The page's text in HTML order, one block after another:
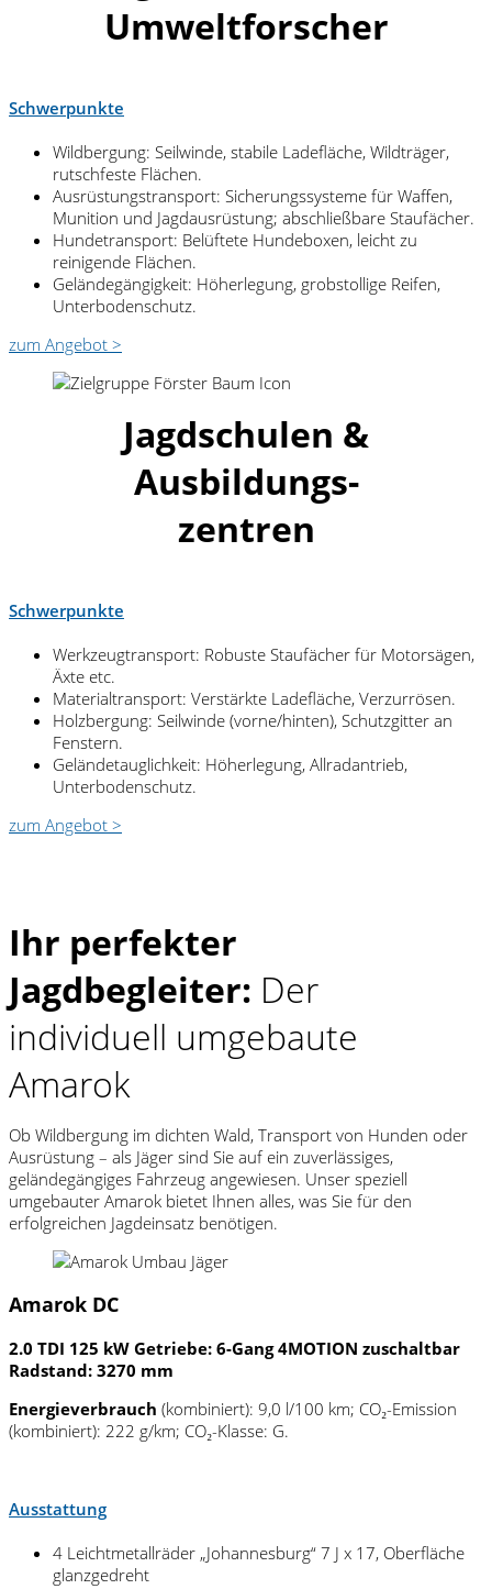
Umweltforscher
Schwerpunkte
Wildbergung: Seilwinde, stabile Ladefläche, Wildträger,
rutschfeste Flächen.
Ausrüstungstransport: Sicherungssysteme für Waffen,
Munition und Jagdausrüstung; abschließbare Staufächer.
Hundetransport: Belüftete Hundeboxen, leicht zu
reinigende Flächen.
Geländegängigkeit: Höherlegung, grobstollige Reifen,
Unterbodenschutz.
zum Angebot >
Jagdschulen &
Ausbildungs-
zentren
Schwerpunkte
Werkzeugtransport: Robuste Staufächer für Motorsägen,
Äxte etc.
Materialtransport: Verstärkte Ladefläche, Verzurrösen.
Holzbergung: Seilwinde (vorne/hinten), Schutzgitter an
Fenstern.
Geländetauglichkeit: Höherlegung, Allradantrieb,
Unterbodenschutz.
zum Angebot >
Ihr perfekter
Jagdbegleiter: Der
individuell umgebaute
Amarok
Ob Wildbergung im dichten Wald, Transport von Hunden oder
Ausrüstung – als Jäger sind Sie auf ein zuverlässiges,
geländegängiges Fahrzeug angewiesen. Unser speziell
umgebauter Amarok bietet Ihnen alles, was Sie für den
erfolgreichen Jagdeinsatz benötigen.
Amarok DC
2.0 TDI 125 kW Getriebe: 6-Gang 4MOTION zuschaltbar
Radstand: 3270 mm
Energieverbrauch (kombiniert): 9,0 l/100 km; CO₂-Emission
(kombiniert): 222 g/km; CO₂-Klasse: G.
Ausstattung
4 Leichtmetallräder „Johannesburg“ 7 J x 17, Oberfläche
glanzgedreht